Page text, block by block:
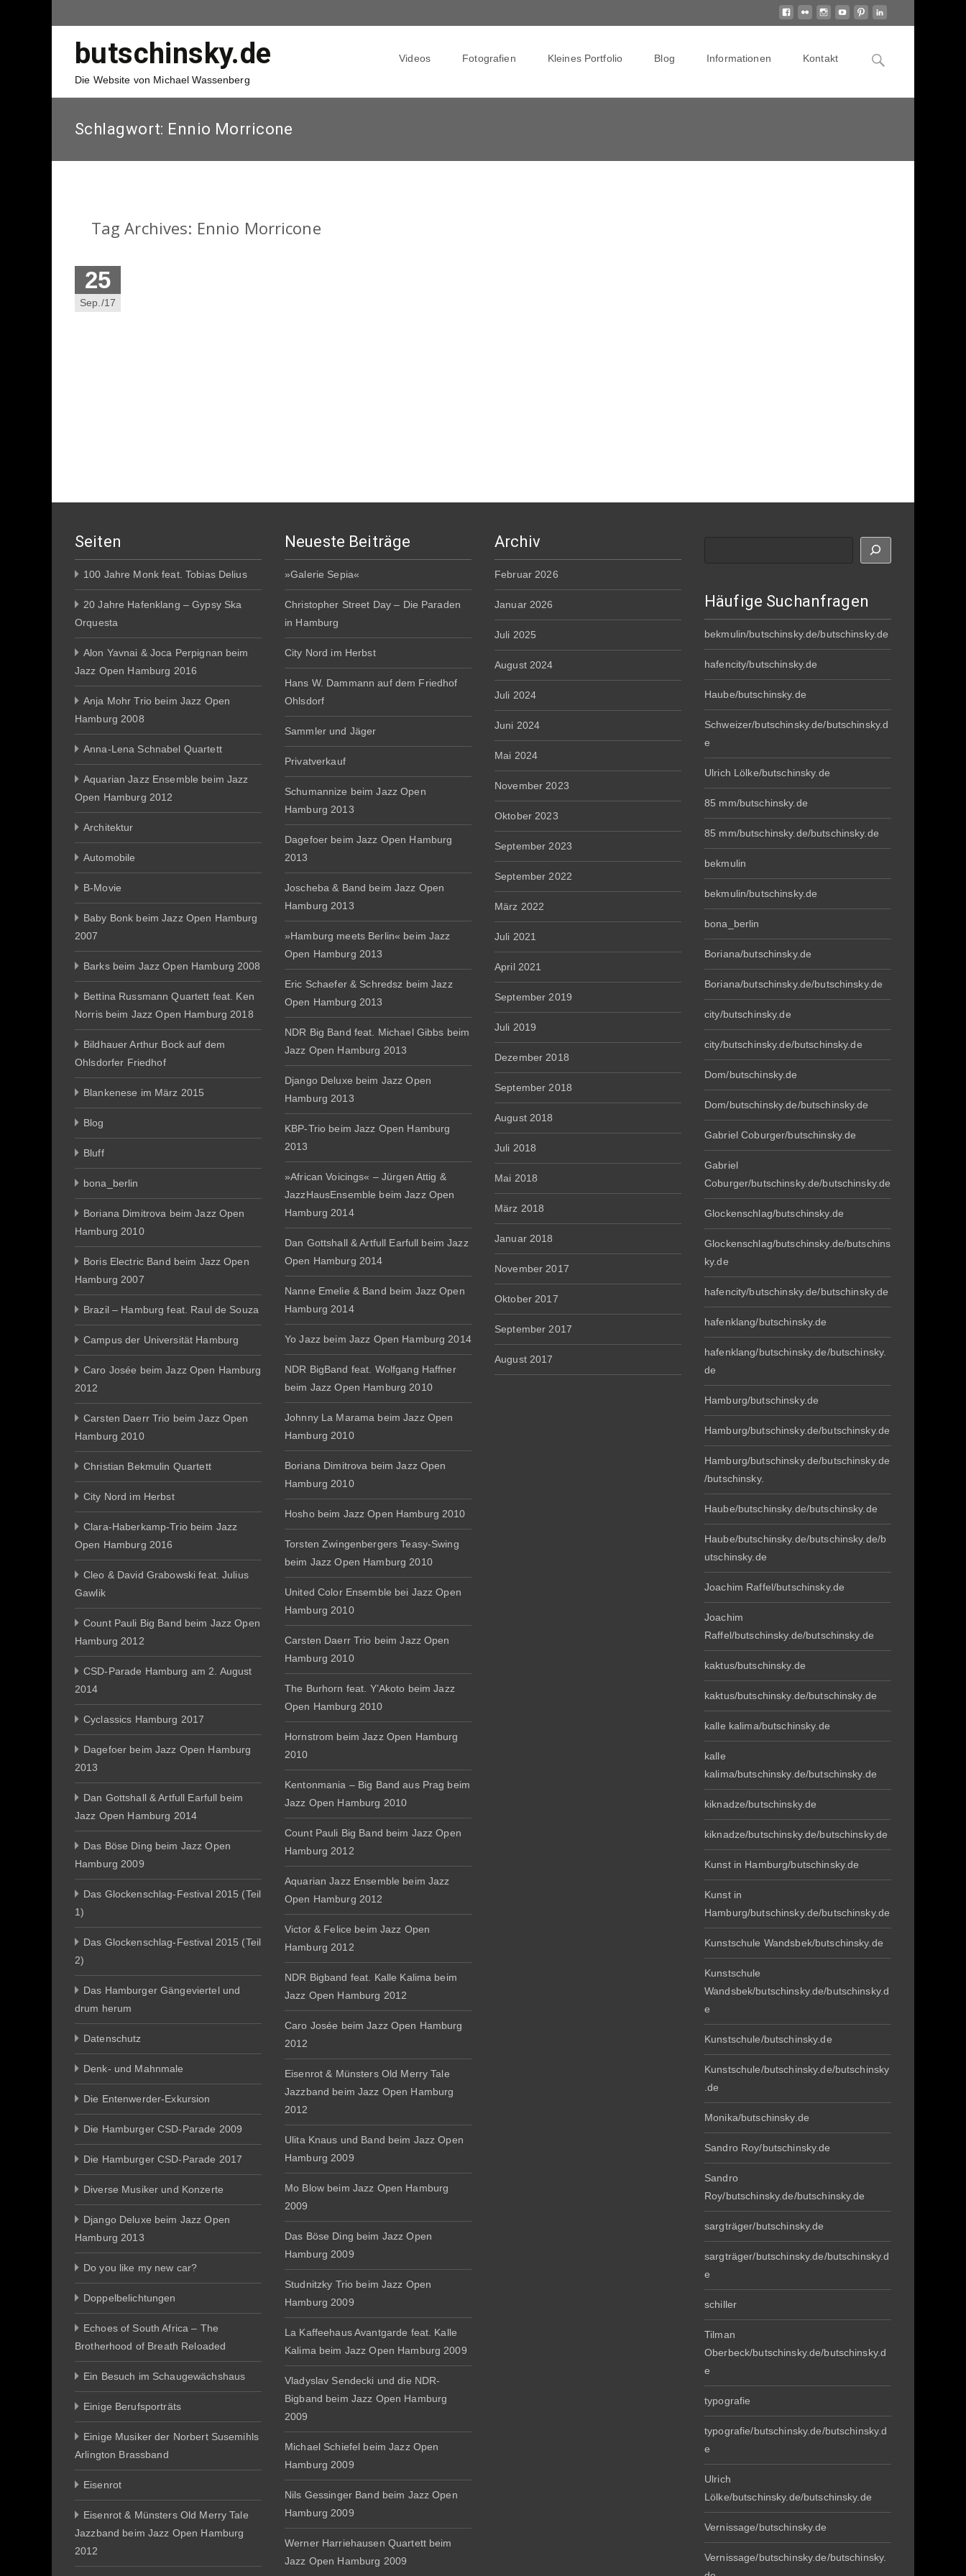
butschinsky.de
Die Website von Michael Wassenberg
Videos Fotografien Kleines Portfolio Blog Informationen Kontakt
Search
Schlagwort: Ennio Morricone
Tag Archives: Ennio Morricone
25
Sep./17
Seiten
100 Jahre Monk feat. Tobias Delius
20 Jahre Hafenklang – Gypsy Ska
Orquesta
Alon Yavnai & Joca Perpignan beim
Jazz Open Hamburg 2016
Anja Mohr Trio beim Jazz Open
Hamburg 2008
Anna-Lena Schnabel Quartett
Aquarian Jazz Ensemble beim Jazz
Open Hamburg 2012
Architektur
Automobile
B-Movie
Baby Bonk beim Jazz Open Hamburg
2007
Barks beim Jazz Open Hamburg 2008
Bettina Russmann Quartett feat. Ken
Norris beim Jazz Open Hamburg 2018
Bildhauer Arthur Bock auf dem
Ohlsdorfer Friedhof
Blankenese im März 2015
Blog
Bluff
bona_berlin
Boriana Dimitrova beim Jazz Open
Hamburg 2010
Boris Electric Band beim Jazz Open
Hamburg 2007
Brazil – Hamburg feat. Raul de Souza
Campus der Universität Hamburg
Caro Josée beim Jazz Open Hamburg
2012
Carsten Daerr Trio beim Jazz Open
Hamburg 2010
Christian Bekmulin Quartett
City Nord im Herbst
Clara-Haberkamp-Trio beim Jazz
Open Hamburg 2016
Cleo & David Grabowski feat. Julius
Gawlik
Count Pauli Big Band beim Jazz Open
Hamburg 2012
CSD-Parade Hamburg am 2. August
2014
Cyclassics Hamburg 2017
Dagefoer beim Jazz Open Hamburg
2013
Dan Gottshall & Artfull Earfull beim
Jazz Open Hamburg 2014
Das Böse Ding beim Jazz Open
Hamburg 2009
Das Glockenschlag-Festival 2015 (Teil
1)
Das Glockenschlag-Festival 2015 (Teil
2)
Das Hamburger Gängeviertel und
drum herum
Datenschutz
Denk- und Mahnmale
Die Entenwerder-Exkursion
Die Hamburger CSD-Parade 2009
Die Hamburger CSD-Parade 2017
Diverse Musiker und Konzerte
Django Deluxe beim Jazz Open
Hamburg 2013
Do you like my new car?
Doppelbelichtungen
Echoes of South Africa – The
Brotherhood of Breath Reloaded
Ein Besuch im Schaugewächshaus
Einige Berufsporträts
Einige Musiker der Norbert Susemihls
Arlington Brassband
Eisenrot
Eisenrot & Münsters Old Merry Tale
Jazzband beim Jazz Open Hamburg
2012
Neueste Beiträge
»Galerie Sepia«
Christopher Street Day – Die Paraden
in Hamburg
City Nord im Herbst
Hans W. Dammann auf dem Friedhof
Ohlsdorf
Sammler und Jäger
Privatverkauf
Schumannize beim Jazz Open
Hamburg 2013
Dagefoer beim Jazz Open Hamburg
2013
Joscheba & Band beim Jazz Open
Hamburg 2013
»Hamburg meets Berlin« beim Jazz
Open Hamburg 2013
Eric Schaefer & Schredsz beim Jazz
Open Hamburg 2013
NDR Big Band feat. Michael Gibbs beim
Jazz Open Hamburg 2013
Django Deluxe beim Jazz Open
Hamburg 2013
KBP-Trio beim Jazz Open Hamburg
2013
»African Voicings« – Jürgen Attig &
JazzHausEnsemble beim Jazz Open
Hamburg 2014
Dan Gottshall & Artfull Earfull beim Jazz
Open Hamburg 2014
Nanne Emelie & Band beim Jazz Open
Hamburg 2014
Yo Jazz beim Jazz Open Hamburg 2014
NDR BigBand feat. Wolfgang Haffner
beim Jazz Open Hamburg 2010
Johnny La Marama beim Jazz Open
Hamburg 2010
Boriana Dimitrova beim Jazz Open
Hamburg 2010
Hosho beim Jazz Open Hamburg 2010
Torsten Zwingenbergers Teasy-Swing
beim Jazz Open Hamburg 2010
United Color Ensemble bei Jazz Open
Hamburg 2010
Carsten Daerr Trio beim Jazz Open
Hamburg 2010
The Burhorn feat. Y’Akoto beim Jazz
Open Hamburg 2010
Hornstrom beim Jazz Open Hamburg
2010
Kentonmania – Big Band aus Prag beim
Jazz Open Hamburg 2010
Count Pauli Big Band beim Jazz Open
Hamburg 2012
Aquarian Jazz Ensemble beim Jazz
Open Hamburg 2012
Victor & Felice beim Jazz Open
Hamburg 2012
NDR Bigband feat. Kalle Kalima beim
Jazz Open Hamburg 2012
Caro Josée beim Jazz Open Hamburg
2012
Eisenrot & Münsters Old Merry Tale
Jazzband beim Jazz Open Hamburg
2012
Ulita Knaus und Band beim Jazz Open
Hamburg 2009
Mo Blow beim Jazz Open Hamburg
2009
Das Böse Ding beim Jazz Open
Hamburg 2009
Studnitzky Trio beim Jazz Open
Hamburg 2009
La Kaffeehaus Avantgarde feat. Kalle
Kalima beim Jazz Open Hamburg 2009
Vladyslav Sendecki und die NDR-
Bigband beim Jazz Open Hamburg
2009
Michael Schiefel beim Jazz Open
Hamburg 2009
Nils Gessinger Band beim Jazz Open
Hamburg 2009
Werner Harriehausen Quartett beim
Jazz Open Hamburg 2009
Archiv
Februar 2026
Januar 2026
Juli 2025
August 2024
Juli 2024
Juni 2024
Mai 2024
November 2023
Oktober 2023
September 2023
September 2022
März 2022
Juli 2021
April 2021
September 2019
Juli 2019
Dezember 2018
September 2018
August 2018
Juli 2018
Mai 2018
März 2018
Januar 2018
November 2017
Oktober 2017
September 2017
August 2017
Häufige Suchanfragen
bekmulin/butschinsky.de/butschinsky.de
hafencity/butschinsky.de
Haube/butschinsky.de
Schweizer/butschinsky.de/butschinsky.d
e
Ulrich Lölke/butschinsky.de
85 mm/butschinsky.de
85 mm/butschinsky.de/butschinsky.de
bekmulin
bekmulin/butschinsky.de
bona_berlin
Boriana/butschinsky.de
Boriana/butschinsky.de/butschinsky.de
city/butschinsky.de
city/butschinsky.de/butschinsky.de
Dom/butschinsky.de
Dom/butschinsky.de/butschinsky.de
Gabriel Coburger/butschinsky.de
Gabriel
Coburger/butschinsky.de/butschinsky.de
Glockenschlag/butschinsky.de
Glockenschlag/butschinsky.de/butschins
ky.de
hafencity/butschinsky.de/butschinsky.de
hafenklang/butschinsky.de
hafenklang/butschinsky.de/butschinsky.
de
Hamburg/butschinsky.de
Hamburg/butschinsky.de/butschinsky.de
Hamburg/butschinsky.de/butschinsky.de
/butschinsky.
Haube/butschinsky.de/butschinsky.de
Haube/butschinsky.de/butschinsky.de/b
utschinsky.de
Joachim Raffel/butschinsky.de
Joachim
Raffel/butschinsky.de/butschinsky.de
kaktus/butschinsky.de
kaktus/butschinsky.de/butschinsky.de
kalle kalima/butschinsky.de
kalle
kalima/butschinsky.de/butschinsky.de
kiknadze/butschinsky.de
kiknadze/butschinsky.de/butschinsky.de
Kunst in Hamburg/butschinsky.de
Kunst in
Hamburg/butschinsky.de/butschinsky.de
Kunstschule Wandsbek/butschinsky.de
Kunstschule
Wandsbek/butschinsky.de/butschinsky.d
e
Kunstschule/butschinsky.de
Kunstschule/butschinsky.de/butschinsky
.de
Monika/butschinsky.de
Sandro Roy/butschinsky.de
Sandro
Roy/butschinsky.de/butschinsky.de
sargträger/butschinsky.de
sargträger/butschinsky.de/butschinsky.d
e
schiller
Tilman
Oberbeck/butschinsky.de/butschinsky.d
e
typografie
typografie/butschinsky.de/butschinsky.d
e
Ulrich
Lölke/butschinsky.de/butschinsky.de
Vernissage/butschinsky.de
Vernissage/butschinsky.de/butschinsky.